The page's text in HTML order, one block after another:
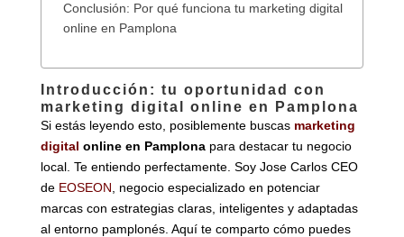
Conclusión: Por qué funciona tu marketing digital
online en Pamplona
Introducción: tu oportunidad con
marketing digital online en Pamplona
Si estás leyendo esto, posiblemente buscas marketing
digital online en Pamplonapara destacar tu negocio
local. Te entiendo perfectamente. Soy Jose Carlos CEO
de EOSEON , negocio especializado en potenciar
marcas con estrategias claras, inteligentes y adaptadas
al entorno pamplonés. Aquí te comparto cómo puedes